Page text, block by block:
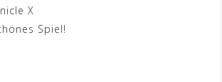
X
Spiel!